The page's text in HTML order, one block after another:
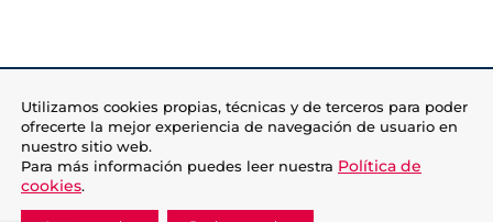
Utilizamos cookies propias, técnicas y de terceros para poder
ofrecerte la mejor experiencia de navegación de usuario en
nuestro sitio web.
Para más información puedes leer nuestra Política de
cookies.